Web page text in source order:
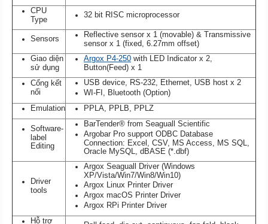
CPU
Type 32 bit RISC microprocessor
Sensors Reflective sensor x 1 (movable) & Transmissive
sensor x 1 (fixed, 6.27mm offset)
Giao diện
sử dụng
Argox P4-250 with LED Indicator x 2,
Button(Feed) x 1
Cổng kết
nối
USB device, RS-232, Ethernet, USB host x 2
WI-FI, Bluetooth (Option)
Emulation
PPLA, PPLB, PPLZ
Software-
label
Editing
BarTender® from Seaguall Scientific
Argobar Pro support ODBC Database
Connection: Excel, CSV, MS Access, MS SQL,
Oracle MySQL, dBASE (*.dbf)
Driver
tools
Argox Seaguall Driver (Windows
XP/Vista/Win7/Win8/Win10)
Argox Linux Printer Driver
Argox macOS Printer Driver
Argox RPi Printer Driver
Hỗ trợ